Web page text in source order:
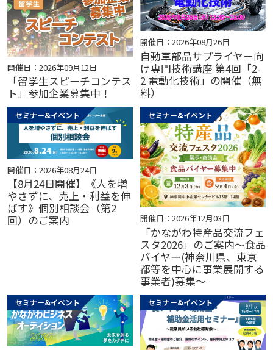
開催日：2026年09月12日
「留学生スピーチコンテス
ト」参加企業募集中！
開催日：2026年08月26日
自動車部品サプライヤー向
け専門技術講座 第4回「2-
2 電動化技術」の開催（無
料）
セミナー&イベント
開催日：2026年08月24日
【8月24日開催】《人を増
やさずに、売上・利益を伸
ばす》個別相談会（第2
回）のご案内
セミナー&イベント
開催日：2026年12月03日
「かながわ特産品交流フェ
スタ2026」のご案内～食品
バイヤー(神奈川県、東京
都等を中心に事業展開する
事業者)募集～
セミナー&イベント セミナー&イベント